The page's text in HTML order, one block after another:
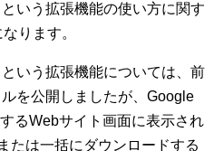
いう拡張機能の使い方に関す
ります。
いう拡張機能については、前
を公開しましたが、Google
るWebサイト画面に表示され
たは一括にダウンロードする